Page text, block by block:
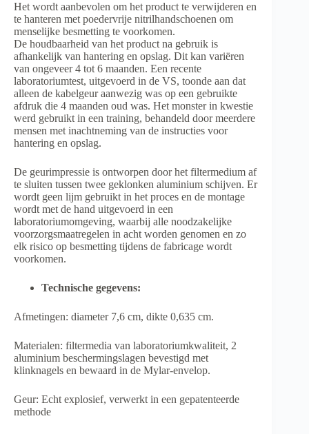
Het wordt aanbevolen om het product te verwijderen en
te hanteren met poedervrije nitrilhandschoenen om
menselijke besmetting te voorkomen.
De houdbaarheid van het product na gebruik is
afhankelijk van hantering en opslag. Dit kan variëren
van ongeveer 4 tot 6 maanden. Een recente
laboratoriumtest, uitgevoerd in de VS, toonde aan dat
alleen de kabelgeur aanwezig was op een gebruikte
afdruk die 4 maanden oud was. Het monster in kwestie
werd gebruikt in een training, behandeld door meerdere
mensen met inachtneming van de instructies voor
hantering en opslag.
De geurimpressie is ontworpen door het filtermedium af
te sluiten tussen twee geklonken aluminium schijven. Er
wordt geen lijm gebruikt in het proces en de montage
wordt met de hand uitgevoerd in een
laboratoriumomgeving, waarbij alle noodzakelijke
voorzorgsmaatregelen in acht worden genomen en zo
elk risico op besmetting tijdens de fabricage wordt
voorkomen.
Technische gegevens:
Afmetingen: diameter 7,6 cm, dikte 0,635 cm.
Materialen: filtermedia van laboratoriumkwaliteit, 2
aluminium beschermingslagen bevestigd met
klinknagels en bewaard in de Mylar-envelop.
Geur: Echt explosief, verwerkt in een gepatenteerde
methode